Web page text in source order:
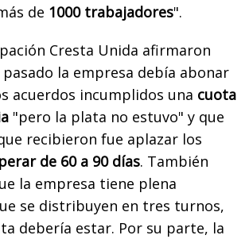
de 1000 trabajadores".
Cresta Unida afirmaron
la empresa debía abonar
acuerdos incumplidos una cuota
"pero la plata no estuvo" y que
recibieron fue aplazar los
de 60 a 90 días. También
la empresa tiene plena
se distribuyen en tres turnos,
debería estar. Por su parte, la